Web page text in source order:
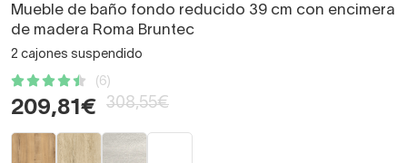
Mueble de baño fondo reducido 39 cm con encimera
de madera Roma Bruntec
2 cajones suspendido
(6)
209,81€ 308,55€